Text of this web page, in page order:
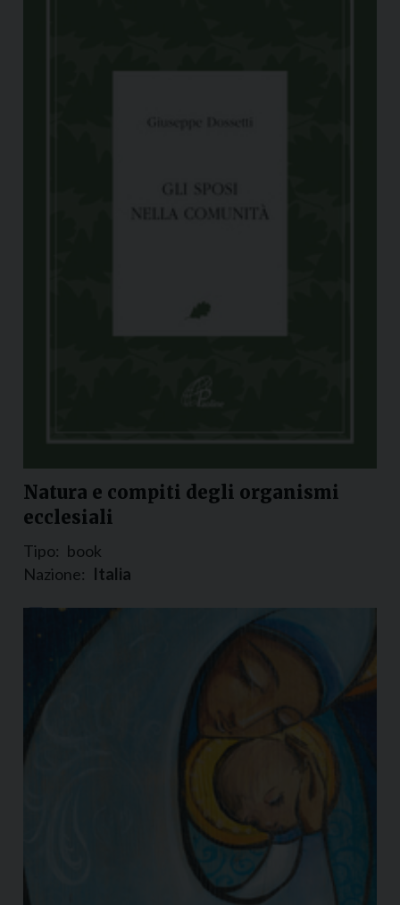
Natura e compiti degli organismi
ecclesiali
Tipo: book
Nazione: Italia